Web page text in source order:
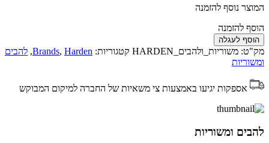
המוצר נוסף להזמנה
הוסף להזמנה
הוסף לעגלה
מק"ט: משוריות_ולהבים_HARDEN קטגוריות: Brands, Harden
, להבים
ומשוריות
אספקות יגיעו באמצעות צי משאיות של החברה למיקום המבוקש
להבים ומשוריות